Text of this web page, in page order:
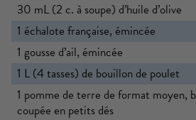
30 mL (2 c. à soupe) d’huile d’olive
1 échalote française, émincée
1 gousse d’ail, émincée
1 L (4 tasses) de bouillon de poulet
1 pomme de terre de format moyen,
coupée en petits dés